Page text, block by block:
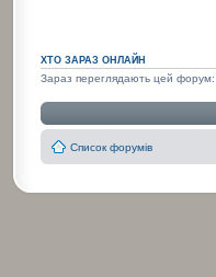
ХТО ЗАРАЗ ОНЛАЙН
Зараз переглядають цей форум:
Список форумів